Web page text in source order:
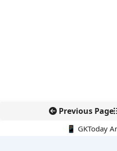
Previous Page
📱 GKToday